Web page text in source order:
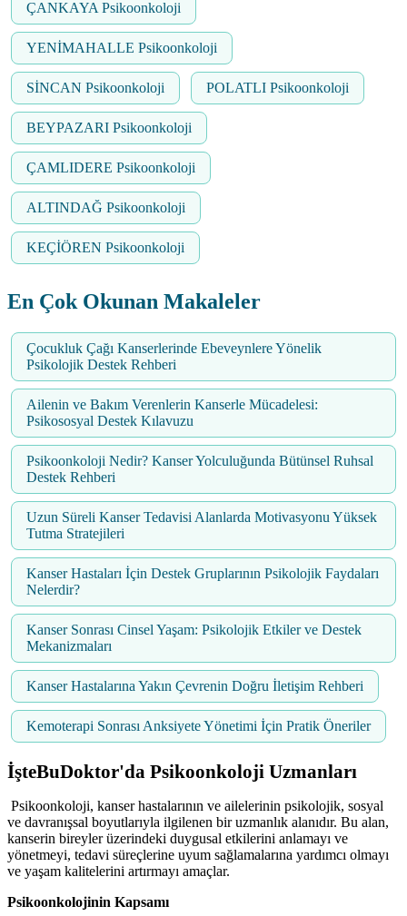
ÇANKAYA Psikoonkoloji
YENİMAHALLE Psikoonkoloji
SİNCAN Psikoonkoloji POLATLI Psikoonkoloji
BEYPAZARI Psikoonkoloji
ÇAMLIDERE Psikoonkoloji
ALTINDAĞ Psikoonkoloji
KEÇİÖREN Psikoonkoloji
En Çok Okunan Makaleler
Çocukluk Çağı Kanserlerinde Ebeveynlere Yönelik
Psikolojik Destek Rehberi
Ailenin ve Bakım Verenlerin Kanserle Mücadelesi:
Psikososyal Destek Kılavuzu
Psikoonkoloji Nedir? Kanser Yolculuğunda Bütünsel Ruhsal
Destek Rehberi
Uzun Süreli Kanser Tedavisi Alanlarda Motivasyonu Yüksek
Tutma Stratejileri
Kanser Hastaları İçin Destek Gruplarının Psikolojik Faydaları
Nelerdir?
Kanser Sonrası Cinsel Yaşam: Psikolojik Etkiler ve Destek
Mekanizmaları
Kanser Hastalarına Yakın Çevrenin Doğru İletişim Rehberi
Kemoterapi Sonrası Anksiyete Yönetimi İçin Pratik Öneriler
İşteBuDoktor'da Psikoonkoloji Uzmanları
Psikoonkoloji, kanser hastalarının ve ailelerinin psikolojik, sosyal
ve davranışsal boyutlarıyla ilgilenen bir uzmanlık alanıdır. Bu alan,
kanserin bireyler üzerindeki duygusal etkilerini anlamayı ve
yönetmeyi, tedavi süreçlerine uyum sağlamalarına yardımcı olmayı
ve yaşam kalitelerini artırmayı amaçlar.
Psikoonkolojinin Kapsamı